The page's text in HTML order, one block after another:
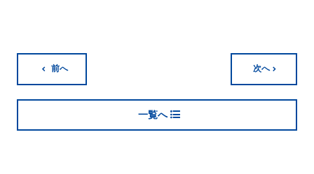
前へ 次へ
一覧へ